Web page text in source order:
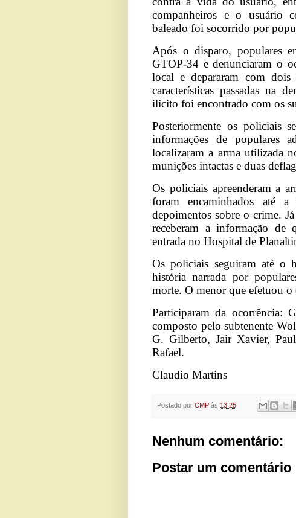
companheiros e o usuário
baleado foi socorrido por
Após o disparo, populares
GTOP-34 e denunciaram o
local e depararam com
características passadas na
ilícito foi encontrado com os
Posteriormente os policiais
informações de populares
localizaram a arma utilizada
munições intactas e duas
Os policiais apreenderam a
foram encaminhados até
depoimentos sobre o crime.
receberam a informação
entrada no Hospital de
Os policiais seguiram até o
história narrada por
morte. O menor que efetuou
Participaram da
composto pelo subtenente
G. Gilberto, Jair Xavier,
Rafael.
Claudio Martins
Postado por CMP às 13:25
Nenhum comentário:
Postar um comentário